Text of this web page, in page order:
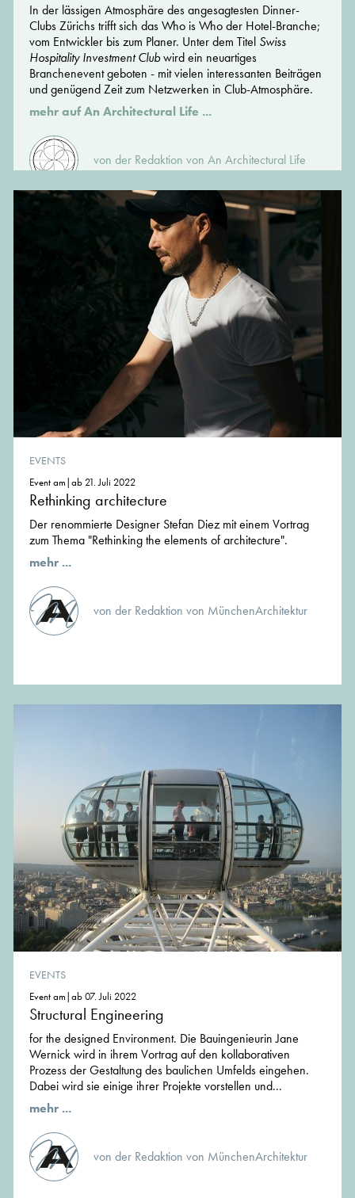
In der lässigen Atmosphäre des angesagtesten Dinner-
Clubs Zürichs trifft sich das Who is Who der Hotel-Branche;
vom Entwickler bis zum Planer. Unter dem Titel Swiss
Hospitality Investment Clubwird ein neuartiges
Branchenevent geboten - mit vielen interessanten Beiträgen
und genügend Zeit zum Netzwerken in Club-Atmosphäre.
mehr auf An Architectural Life ...
von der Redaktion von An Architectural Life
EVENTS
Event am|ab 21. Juli 2022
Rethinking architecture
Der renommierte Designer Stefan Diez mit einem Vortrag
zum Thema "Rethinking the elements of architecture".
mehr ...
von der Redaktion von MünchenArchitektur
EVENTS
Event am|ab 07. Juli 2022
Structural Engineering
for the designed Environment. Die Bauingenieurin Jane
Wernick wird in ihrem Vortrag auf den kollaborativen
Prozess der Gestaltung des baulichen Umfelds eingehen.
Dabei wird sie einige ihrer Projekte vorstellen und...
mehr ...
von der Redaktion von MünchenArchitektur